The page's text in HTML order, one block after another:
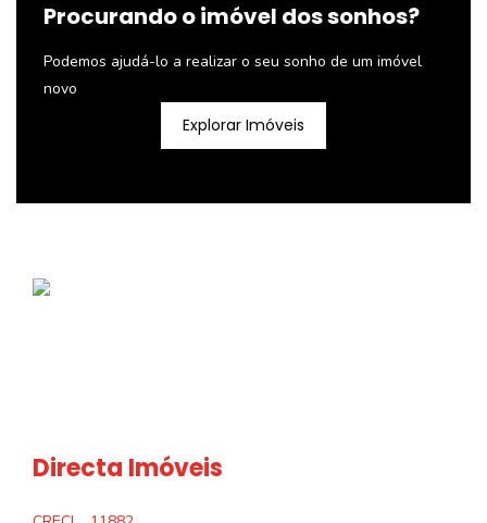
Procurando o imóvel dos sonhos?
Podemos ajudá-lo a realizar o seu sonho de um imóvel
novo
Explorar Imóveis
Directa Imóveis